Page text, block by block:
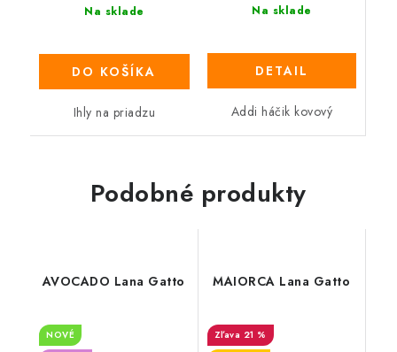
Na sklade
DO KOŠÍKA
Ihly na priadzu
Na sklade
DETAIL
Addi háčik kovový
Podobné produkty
AVOCADO Lana Gatto
NOVÉ
MAIORCA Lana Gatto
21 %